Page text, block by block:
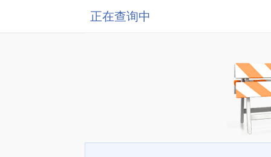
正在查询中